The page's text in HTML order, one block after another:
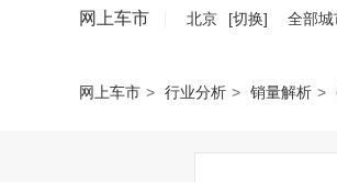
网上车市 北京 [切换] 全部城
网上车市 > 行业分析 > 销量解析 >